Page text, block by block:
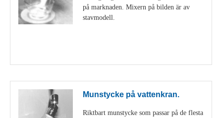
på marknaden. Mixern på bilden är av
stavmodell.
Munstycke på vattenkran.
Riktbart munstycke som passar på de flesta